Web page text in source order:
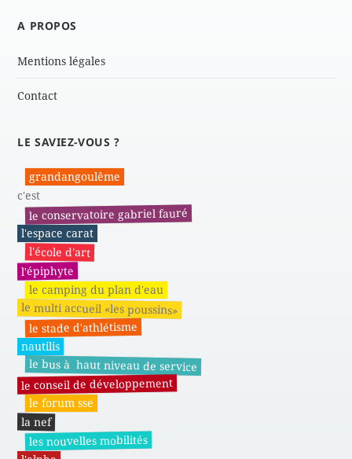
A PROPOS
Mentions légales
Contact
LE SAVIEZ-VOUS ?
grandangoulême
c'est
le conservatoire gabriel fauré
l'espace carat
l'école d'art
l'épiphyte
le camping du plan d'eau
le multi accueil «les poussins»
le stade d'athlétisme
nautilis
le bus à haut niveau de service
le conseil de développement
le forum sse
la nef
les nouvelles mobilités